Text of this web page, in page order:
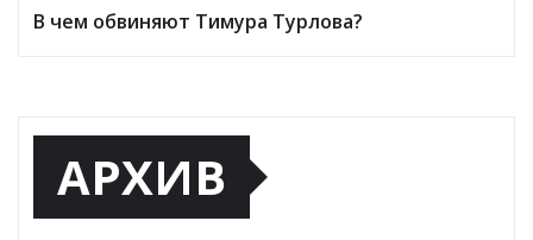
В чем обвиняют Тимура Турлова?
АРХИВ